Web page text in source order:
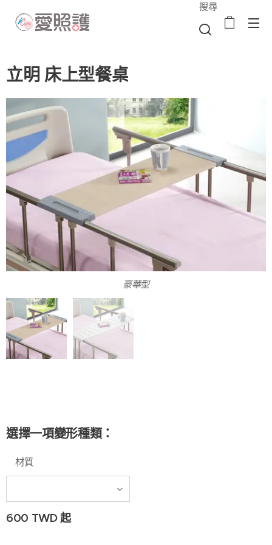
搜尋
立明 床上型餐桌
豪華型
簡易型
選擇一項變形種類：
材質
600 TWD起